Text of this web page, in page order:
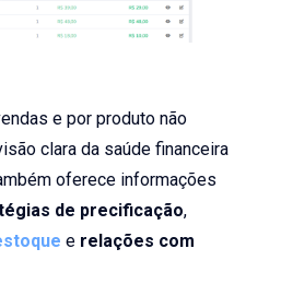
e por produto não
clara da saúde financeira
oferece informações
de precificação,
e relações com